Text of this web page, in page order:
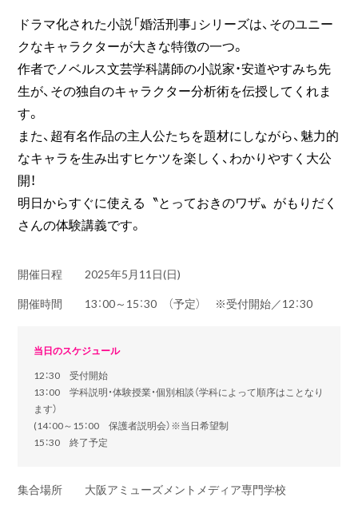
ドラマ化された小説「婚活刑事」シリーズは、そのユニー
クなキャラクターが大きな特徴の一つ。
作者でノベルス文芸学科講師の小説家・安道やすみち先
生が、その独自のキャラクター分析術を伝授してくれま
す。
また、超有名作品の主人公たちを題材にしながら、魅力的
なキャラを生み出すヒケツを楽しく、わかりやすく大公
開！
明日からすぐに使える〝とっておきのワザ〟がもりだく
さんの体験講義です。
開催日程
2025年5月11日(日)
開催時間
13：00～15：30 （予定） ※受付開始／12：30
当日のスケジュール
12：30 受付開始
13：00 学科説明・体験授業・個別相談（学科によって順序はことなり
ます）
(14：00～15：00 保護者説明会）※当日希望制
15：30 終了予定
集合場所
大阪アミューズメントメディア専門学校